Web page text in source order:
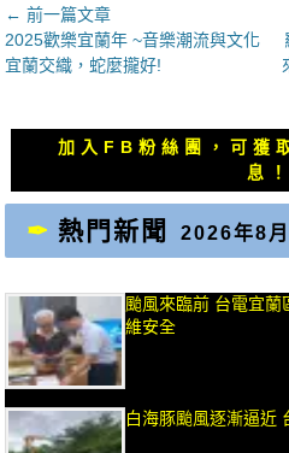
文
章
導
← 前一篇文章
上
一
2025歡樂宜蘭年 ~音樂潮流與文化
宜蘭交織，蛇麼攏好!
一
章
加入FB粉絲團，可獲
息！
熱門新聞 2026年8月
颱風來臨前 台電宜蘭
維安全
白海豚颱風逐漸逼近